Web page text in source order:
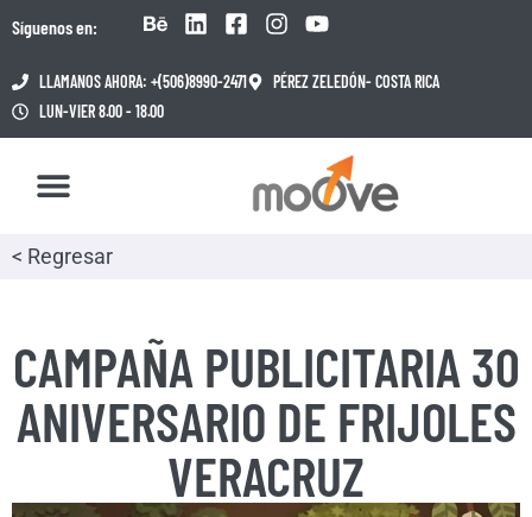
Síguenos en:
LLAMANOS AHORA: +(506)8990-2471
PÉREZ ZELEDÓN- COSTA RICA
LUN-VIER 8.00 - 18.00
< Regresar
CAMPAÑA PUBLICITARIA 30
ANIVERSARIO DE FRIJOLES
VERACRUZ